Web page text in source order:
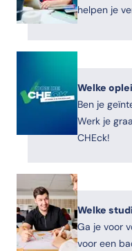
helpen je
Welke
Ben je
Werk je
CHEck!
Welke
Ga je voor
voor een